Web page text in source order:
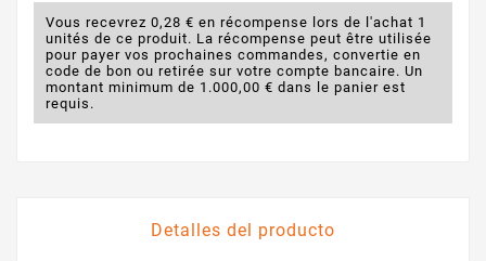
Vous recevrez 0,28 € en récompense lors de l'achat 1
unités de ce produit. La récompense peut être utilisée
pour payer vos prochaines commandes, convertie en
code de bon ou retirée sur votre compte bancaire. Un
montant minimum de 1.000,00 € dans le panier est
requis.
Detalles del producto